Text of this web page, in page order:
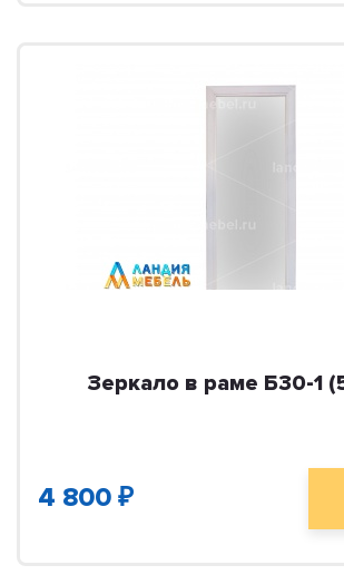
Зеркало в раме Б30-1
4 800 ₽